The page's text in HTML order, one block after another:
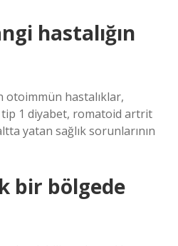
hastalığın
otoimmün hastalıklar,
tip 1 diyabet, romatoid artrit
yatan sağlık sorunlarının
bir bölgede